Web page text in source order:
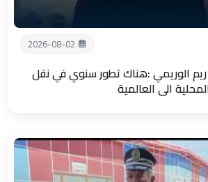
2026-08-02
ريم الوريمي :هناك تطور سنوي في نقل
الى العالمية